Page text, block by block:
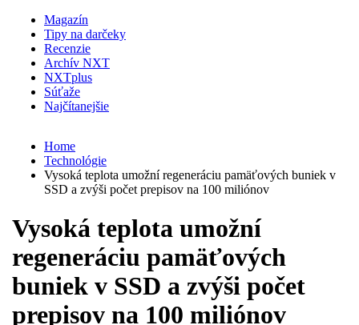
Magazín
Tipy na darčeky
Recenzie
Archív NXT
NXTplus
Súťaže
Najčítanejšie
Home
Technológie
Vysoká teplota umožní regeneráciu pamäťových buniek v
SSD a zvýši počet prepisov na 100 miliónov
Vysoká teplota umožní
regeneráciu pamäťových
buniek v SSD a zvýši počet
prepisov na 100 miliónov